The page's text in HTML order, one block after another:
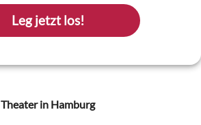
Leg jetzt los!
Theaterin Hamburg